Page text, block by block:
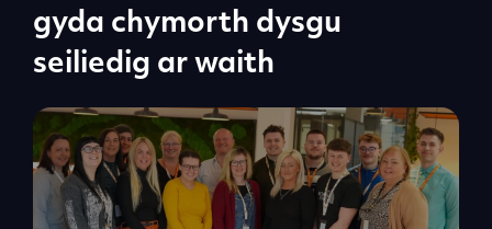
gyda chymorth dysgu
seiliedig ar waith